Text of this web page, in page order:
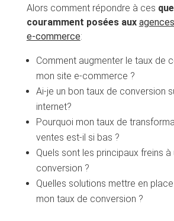
Alors comment répondre à ces
couramment posées aux
e-commerce:
Comment augmenter le taux de
mon site e-commerce ?
Ai-je un bon taux de conversion
internet?
Pourquoi mon taux de
ventes est-il si bas ?
Quels sont les principaux freins
conversion ?
Quelles solutions mettre en
mon taux de conversion ?